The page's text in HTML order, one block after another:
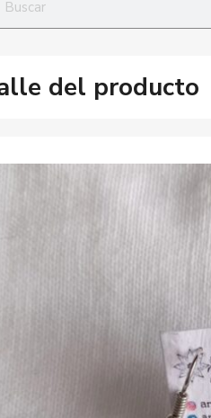
del producto